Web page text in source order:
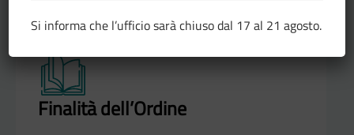
Finalità dell’Ordine
Si informa che l’ufficio sarà chiuso dal 17 al 21 agosto.